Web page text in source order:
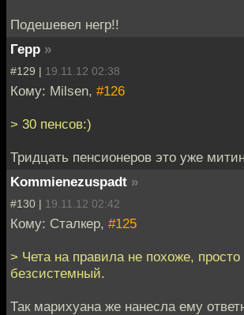
Подешевел негр!!
Герр »
#129 | 19.11.12 02:38
Кому: Milsen, #126
> 30 пенсов:)
Тридцать пенсионеров это уже
Kommienezuspadt »
#130 | 19.11.12 02:42
Кому: Сталкер, #125
> Чета на правила не похоже, просто
безсистемный.
Так марихуана же нанесла ему